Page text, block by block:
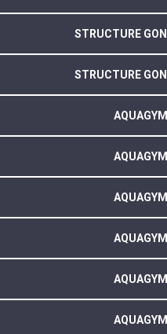
STRUCTURE
STRUCTURE